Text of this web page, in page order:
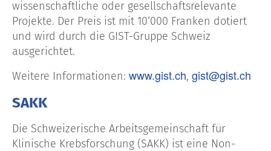
wissenschaftliche oder gesellschaftsrelevante
Projekte. Der Preis ist mit 10‘000 Franken dotiert
und wird durch die GIST-Gruppe Schweiz
ausgerichtet.
Weitere Informationen: www.gist.ch, gist@gist.ch
SAKK
Die Schweizerische Arbeitsgemeinschaft für
Klinische Krebsforschung (SAKK) ist eine Non-